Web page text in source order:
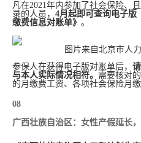
凡在2021年内参加了社会保险、
录的人员， 4月起即可查询电子版
缴费信息对账单》 。
图片来自北京市人
参保人在获得电子版对账单后，
与本人实际情况相符。 需要核对
的月缴费工资、各项社会保险月
08
广西壮族自治区：女性产假延长